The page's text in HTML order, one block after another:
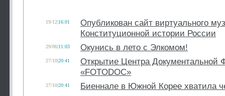
19/12|16:01
Опубликован сайт виртуального
Конституционной истории России
29/06|11:03 Окунись в лето с Элкомом!
27/10|20:41
Открытие Центра Документальной
«FOTODOC»
27/10|20:41 Биеннале в Южной Корее хватила